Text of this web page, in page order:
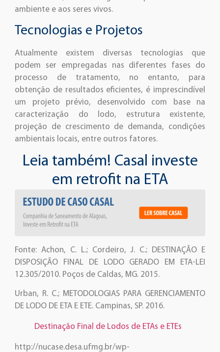
ambiente e aos seres vivos.
Tecnologias e Projetos
Atualmente existem diversas tecnologias que
podem ser empregadas nas diferentes fases do
processo de tratamento, no entanto, para
obtenção de resultados eficientes, é imprescindível
um projeto prévio, desenvolvido com base na
caracterização do lodo, estrutura existente,
projeção de crescimento de demanda, condições
ambientais locais, entre outros fatores.
Leia também! Casal investe
em retrofit na ETA
Fonte: Achon, C. L.; Cordeiro, J. C.; DESTINAÇÃO E
DISPOSIÇÃO FINAL DE LODO GERADO EM ETA-LEI
12.305/2010. Poços de Caldas, MG. 2015.
Urban, R. C.; METODOLOGIAS PARA GERENCIAMENTO
DE LODO DE ETA E ETE. Campinas, SP. 2016.
Destinação Final de Lodos de ETAs e ETEs
http://nucase.desa.ufmg.br/wp-